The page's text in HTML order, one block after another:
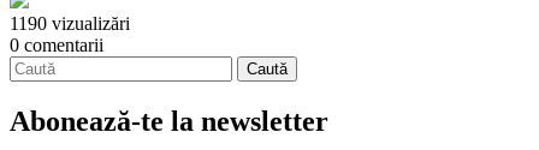
1190 vizualizări
0 comentarii
Abonează-te la newsletter